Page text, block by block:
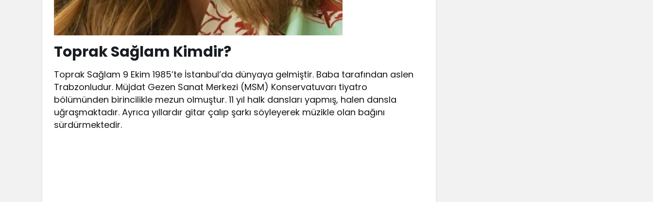
Toprak Sağlam Kimdir?
Toprak Sağlam 9 Ekim 1985’te İstanbul’da dünyaya gelmiştir. Baba tarafından aslen
Trabzonludur. Müjdat Gezen Sanat Merkezi (MSM) Konservatuvarı tiyatro
bölümünden birincilikle mezun olmuştur. 11 yıl halk dansları yapmış, halen dansla
uğraşmaktadır. Ayrıca yıllardır gitar çalıp şarkı söyleyerek müzikle olan bağını
sürdürmektedir.